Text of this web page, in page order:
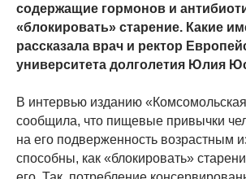
содержащие гормонов и
«блокировать» старение. Какие
рассказала врач и ректор
университета долголетия Юлия
В интервью изданию
сообщила, что пищевые привычки
на его подверженность возрастным
способны, как «блокировать»